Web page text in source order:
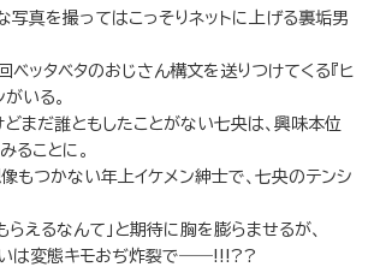
写真を撮ってはこっそりネットに上げる裏垢男
ベッタベタのおじさん構文を送りつけてくる『ヒ
いる。
まだ誰ともしたことがない七央は、興味本位
ることに。
もつかない年上イケメン紳士で、七央のテンシ
らえるなんて」と期待に胸を膨らませるが、
いは変態キモおぢ炸裂で――!!!??